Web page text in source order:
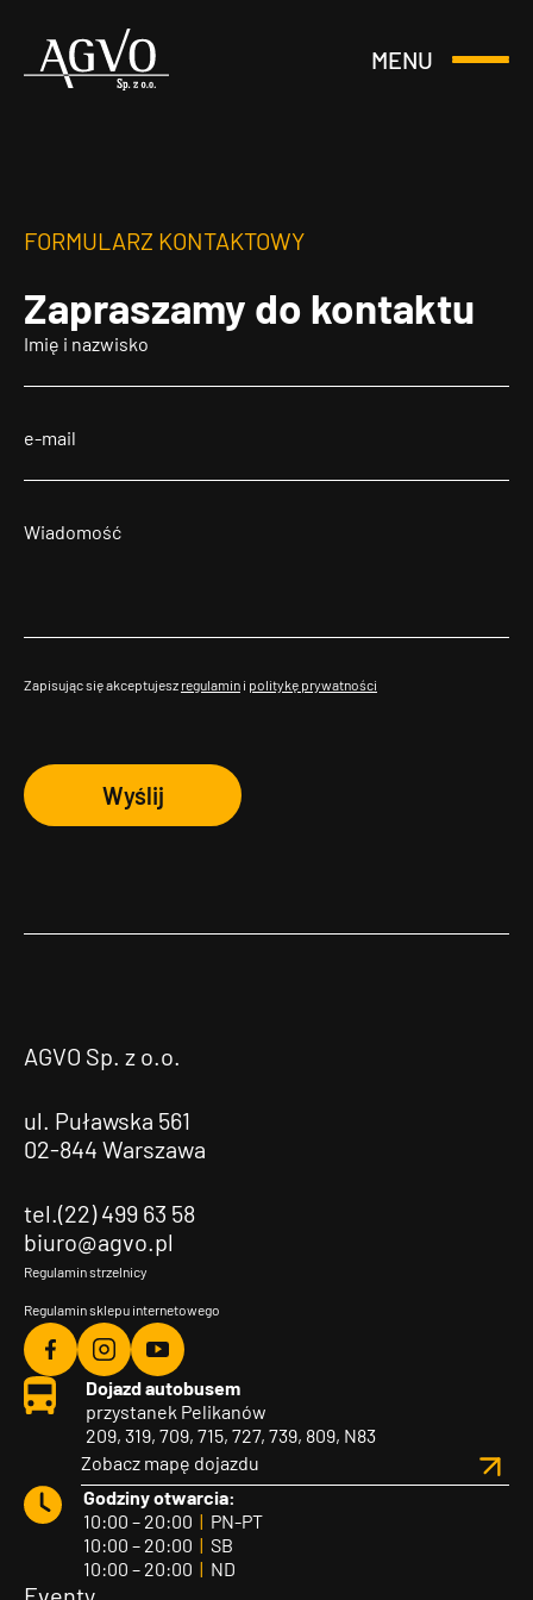
Header
MENU
Otwórz
FORMULARZ KONTAKTOWY
Zapraszamy do kontaktu
Zapisując się akceptujesz regulamin i politykę prywatności
Wyślij
AGVO Sp. z o.o.
ul. Puławska 561
02-844 Warszawa
tel.(22) 499 63 58
biuro@agvo.pl
Regulamin strzelnicy
Regulamin sklepu internetowego
Agvo
Facebook
Agvo
Instagram
Agvo
YouTube
Dojazd autobusem
przystanek Pelikanów
209, 319, 709, 715, 727, 739, 809, N83
Zobacz mapę dojazdu
Godziny otwarcia:
10:00 – 20:00 | PN-PT
10:00 – 20:00 | SB
10:00 – 20:00 | ND